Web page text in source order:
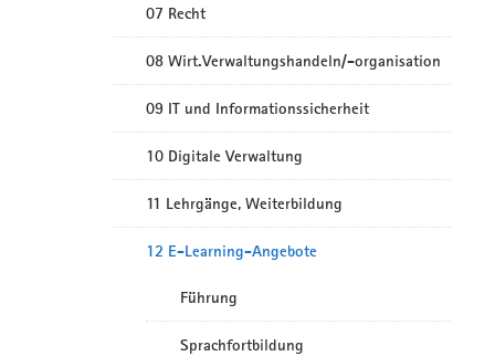
07 Recht
08 Wirt.Verwaltungshandeln/-organisation
09 IT und Informationssicherheit
10 Digitale Verwaltung
11 Lehrgänge, Weiterbildung
12 E-Learning-Angebote
Führung
Sprachfortbildung